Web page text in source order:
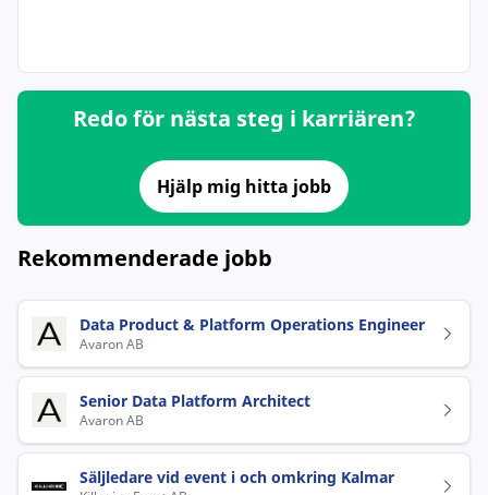
Redo för nästa steg i karriären?
Hjälp mig hitta jobb
Rekommenderade jobb
Data Product & Platform Operations Engineer
Avaron AB
Senior Data Platform Architect
Avaron AB
Säljledare vid event i och omkring Kalmar